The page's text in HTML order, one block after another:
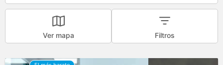
Ver mapa Filtros